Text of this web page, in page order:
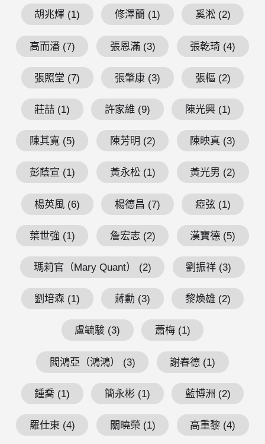
胡兆煇 (1) 修澤蘭 (1) 奚淞 (2)
高而潘 (7) 張恩滿 (3) 張乾琦 (4)
張照堂 (7) 張肇康 (3) 張樞 (2)
莊喆 (1) 許家維 (9) 陳光興 (1)
陳其寬 (5) 陳芳明 (2) 陳映真 (3)
彭蔭宣 (1) 黃永松 (1) 黃光男 (2)
楊英風 (6) 楊德昌 (7) 瘂弦 (1)
葉世強 (1) 詹宏志 (2) 漢寶德 (5)
瑪莉官（Mary Quant） (2) 劉振祥 (3)
劉培森 (1) 蔣勳 (3) 黎煥雄 (2)
盧毓駿 (3) 蕭梅 (1)
閻鴻亞（鴻鴻） (3) 謝春德 (1)
鍾喬 (1) 簡永彬 (1) 藍博洲 (2)
羅仕東 (4) 關曉榮 (1) 高重黎 (4)